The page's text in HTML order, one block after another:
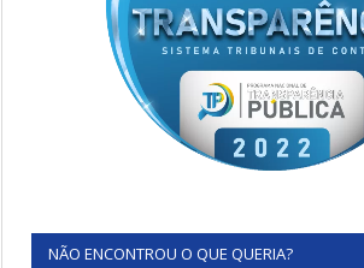
NÃO ENCONTROU O QUE QUERIA?